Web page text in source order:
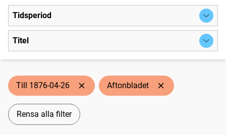
Tidsperiod
Titel
Till 1876-04-26 Aftonbladet
Rensa alla filter